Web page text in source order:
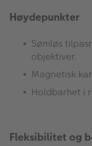
Høydepunkter
Sømløs
objektiver.
Magnetisk
Holdbarhet i
Fleksibilitet og